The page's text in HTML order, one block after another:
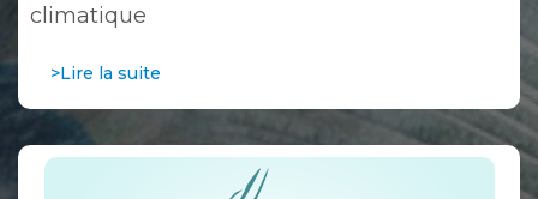
climatique
>Lire la suite